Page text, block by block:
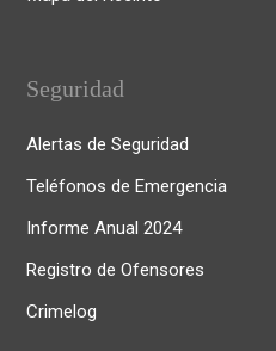
Seguridad
Alertas de Seguridad
Teléfonos de Emergencia
Informe Anual 2024
Registro de Ofensores
Crimelog